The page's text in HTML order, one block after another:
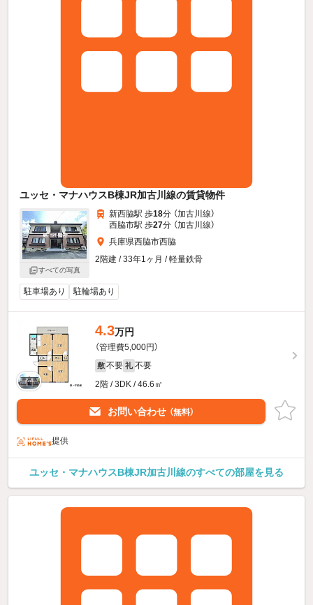
ユッセ・マナハウスB棟JR加古川線の賃貸物件
すべての写真
新西脇駅 歩18分 （加古川線）
西脇市駅 歩27分 （加古川線）
兵庫県西脇市西脇
2階建 / 33年1ヶ月 / 軽量鉄骨
駐車場あり 駐輪場あり
4.3万円
（管理費5,000円）
敷 不要 礼 不要
2階 / 3DK / 46.6㎡
お問い合わせ （無料）
提供
ユッセ・マナハウスB棟JR加古川線のすべての部屋を見る